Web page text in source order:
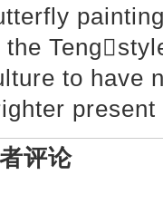
the
to have
评论